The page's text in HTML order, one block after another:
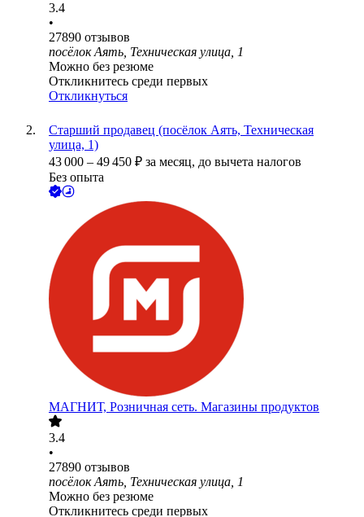
3.4
•
27890 отзывов
посёлок Аять, Техническая улица, 1
Можно без резюме
Откликнитесь среди первых
Откликнуться
Старший продавец (посёлок Аять, Техническая
улица, 1)
43 000 – 49 450 ₽ за месяц, до вычета налогов
Без опыта
МАГНИТ, Розничная сеть. Магазины продуктов
3.4
•
27890 отзывов
посёлок Аять, Техническая улица, 1
Можно без резюме
Откликнитесь среди первых